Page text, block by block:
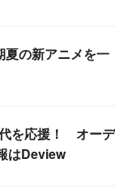
夏の新アニメを一
を応援！ オーデ
はDeview